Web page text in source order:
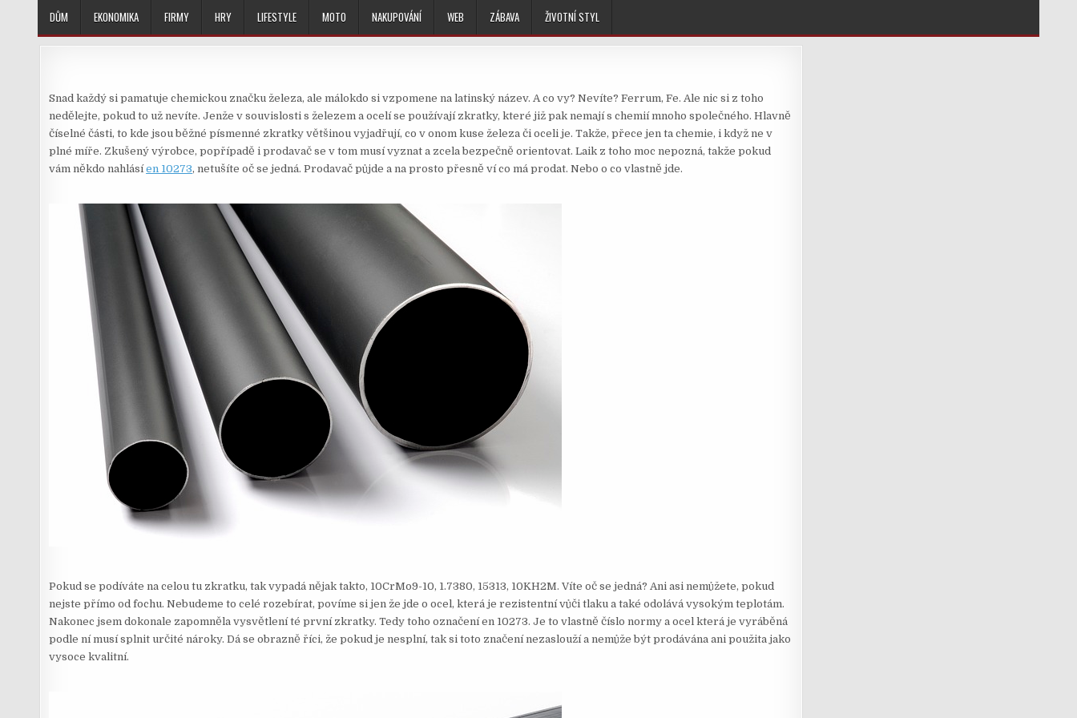
content
DŮM EKONOMIKA FIRMY HRY LIFESTYLE MOTO NAKUPOVÁNÍ WEB ZÁBAVA ŽIVOTNÍ STYL
Snad každý si pamatuje chemickou značku železa, ale málokdo si vzpomene na latinský název. A co vy? Nevíte? Ferrum, Fe. Ale nic si z toho
nedělejte, pokud to už nevíte. Jenže v souvislosti s železem a ocelí se používají zkratky, které již pak nemají s chemií mnoho společného. Hlavně
číselné části, to kde jsou běžné písmenné zkratky většinou vyjadřují, co v onom kuse železa či oceli je. Takže, přece jen ta chemie, i když ne v
plné míře. Zkušený výrobce, popřípadě i prodavač se v tom musí vyznat a zcela bezpečně orientovat. Laik z toho moc nepozná, takže pokud
vám někdo nahlásíen 10273, netušíte oč se jedná. Prodavač půjde a na prosto přesně ví co má prodat. Nebo o co vlastně jde.
Pokud se podíváte na celou tu zkratku, tak vypadá nějak takto, 10CrMo9-10, 1.7380, 15313, 10KH2M. Víte oč se jedná? Ani asi nemůžete, pokud
nejste přímo od fochu. Nebudeme to celé rozebírat, povíme si jen že jde o ocel, která je rezistentní vůči tlaku a také odolává vysokým teplotám.
Nakonec jsem dokonale zapomněla vysvětlení té první zkratky. Tedy toho označení en 10273. Je to vlastně číslo normy a ocel která je vyráběná
podle ní musí splnit určité nároky. Dá se obrazně říci, že pokud je nesplní, tak si toto značení nezaslouží a nemůže být prodávána ani použita jako
vysoce kvalitní.